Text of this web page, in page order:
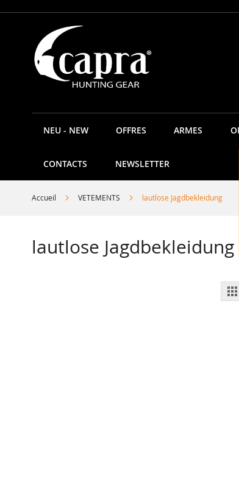
Allez
contenu
NEU - NEW OFFRES ARMES
CONTACTS NEWSLETTER
Accueil VETEMENTS lautlose Jagdbekleidung
lautlose Jagdbekleidung